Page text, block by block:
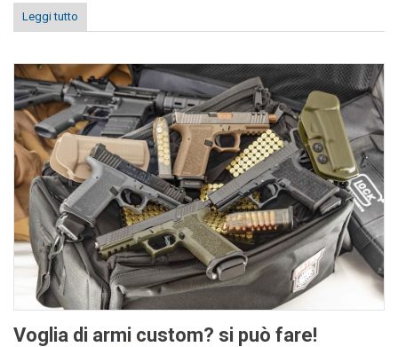
Leggi tutto
Voglia di armi custom? si può fare!